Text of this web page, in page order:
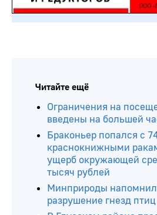
Читайте ещё
Ограничения на
введены на большей
Браконьер попался с
краснокнижными
ущерб окружающей
тысяч рублей
Минприроды
разрушение гнезд птиц